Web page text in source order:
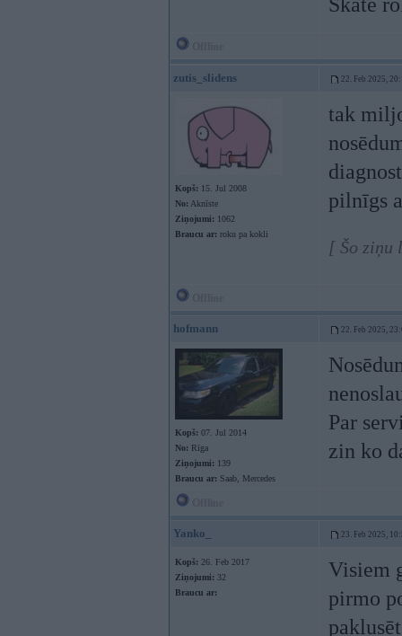
zutis_slidens 22. Feb 2025,
Kopš: 15. Jul 2008
No: Aknīste
Ziņojumi: 1062
Braucu ar: roku pa kokli
tak
pilnīgs
[ Šo ziņu
hofmann 22. Feb 2025,
Kopš: 07. Jul 2014
No: Rīga
Ziņojumi: 139
Braucu ar: Saab, Mercedes
Par
zin ko
Yanko_ 23. Feb 2025,
Kopš: 26. Feb 2017
Ziņojumi: 32
Braucu ar:
Visiem
pirmo
paklusēt